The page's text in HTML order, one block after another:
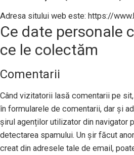
Adresa sitului web este: https://
Ce date personale
ce le colectăm
Comentarii
Când vizitatorii lasă comentarii pe
în formularele de comentarii, dar și
șirul agenților utilizator din navigator
detectarea spamului. Un șir făcut
creat din adresele tale de email,